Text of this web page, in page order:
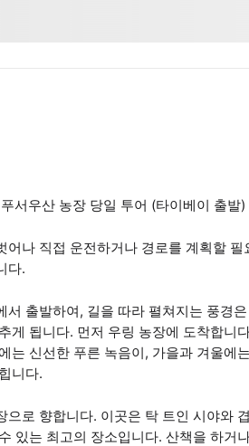
서우산 농장 당일 투어 (타이베이 출발)
어나 직접 운전하거나 경로를 계획할
다.
서 출발하여, 길을 따라 펼쳐지는 풍경
게 됩니다. 먼저 우링 농장에 도착합니
는 신선한 푸른 녹음이, 가을과 겨울에
니다.
으로 향합니다. 이곳은 탁 트인 시야와
있는 최고의 장소입니다. 산책을 하거